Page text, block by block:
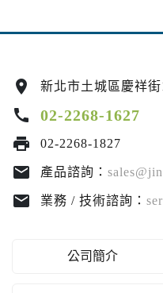
location_on 新北市土城區慶祥街
call 02-2268-1627
print 02-2268-1827
email 產品諮詢：
email 業務 / 技術諮詢：
公司簡介